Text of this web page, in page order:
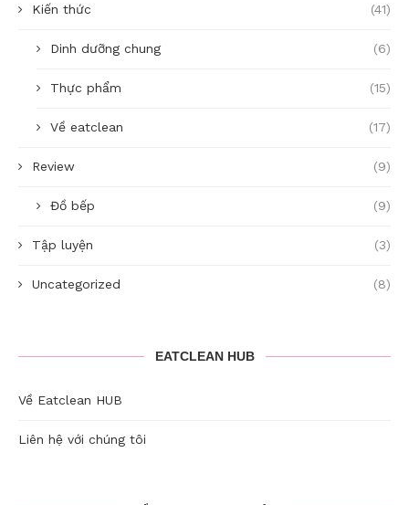
Kiến thức (41)
Dinh dưỡng chung (6)
Thực phẩm (15)
Về eatclean (17)
Review (9)
Đồ bếp (9)
Tập luyện (3)
Uncategorized (8)
EATCLEAN HUB
Về Eatclean HUB
Liên hệ với chúng tôi